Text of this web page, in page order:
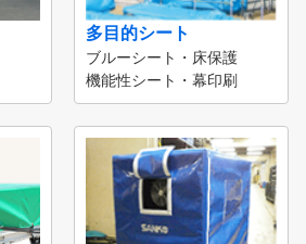
多目的シート
ブルーシート・床保護
機能性シート・幕印刷